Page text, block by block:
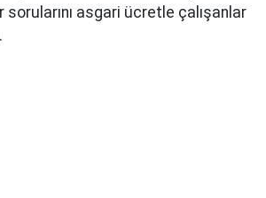
sorularını asgari ücretle çalışanlar